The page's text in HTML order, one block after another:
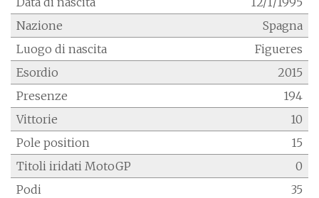
Nazione
Spagna
Luogo di nascita
Figueres
Esordio
2015
Presenze
194
Vittorie
10
Pole position
15
Titoli iridati MotoGP
0
Podi
35